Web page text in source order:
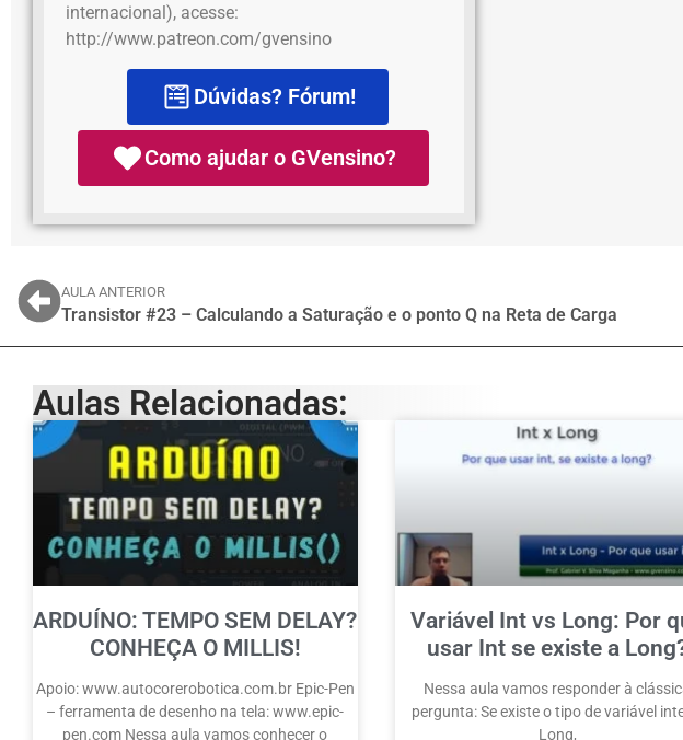
internacional), acesse:
http://www.patreon.com/gvensino
Dúvidas? Fórum!
Como ajudar o GVensino?
AULA ANTERIOR
Transistor #23 – Calculando a Saturação e o ponto Q na Reta de Carga
Aulas Relacionadas:
ARDUÍNO: TEMPO SEM DELAY?
CONHEÇA O MILLIS!
Apoio: www.autocorerobotica.com.br Epic-Pen
– ferramenta de desenho na tela: www.epic-
pen.com Nessa aula vamos conhecer o
Variável Int vs Long: Por
usar Int se existe a
Nessa aula vamos responder à
pergunta: Se existe o tipo de variável
Long,